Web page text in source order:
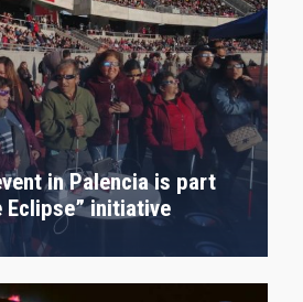
in Palencia is part
Eclipse” initiative